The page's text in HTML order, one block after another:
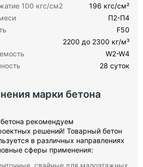
100 кгс/см2
196 кгс/см²
П2-П4
F50
2200 до 2300 кг/м³
W2-W4
28 суток
марки бетона
рекомендуем
решений! Товарный бетон
в различных направлениях
сферы применения:
свайные для малоэтажных